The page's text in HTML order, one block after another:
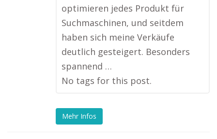
optimieren jedes Produkt für
Suchmaschinen, und seitdem
haben sich meine Verkäufe
deutlich gesteigert. Besonders
spannend …
No tags for this post.
Mehr Infos